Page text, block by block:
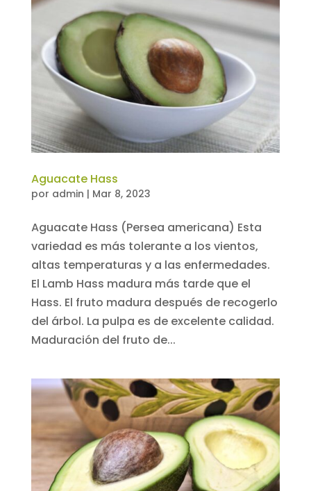
Aguacate Hass
por admin | Mar 8, 2023
Aguacate Hass (Persea americana) Esta
variedad es más tolerante a los vientos,
altas temperaturas y a las enfermedades.
El Lamb Hass madura más tarde que el
Hass. El fruto madura después de recogerlo
del árbol. La pulpa es de excelente calidad.
Maduración del fruto de...